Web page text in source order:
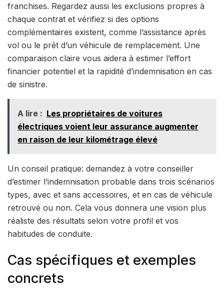
franchises. Regardez aussi les exclusions propres à
chaque contrat et vérifiez si des options
complémentaires existent, comme l’assistance après
vol ou le prêt d’un véhicule de remplacement. Une
comparaison claire vous aidera à estimer l’effort
financier potentiel et la rapidité d’indemnisation en cas
de sinistre.
A lire : Les propriétaires de voitures
électriques voient leur assurance augmenter
en raison de leur kilométrage élevé
Un conseil pratique: demandez à votre conseiller
d’estimer l’indemnisation probable dans trois scénarios
types, avec et sans accessoires, et en cas de véhicule
retrouvé ou non. Cela vous donnera une vision plus
réaliste des résultats selon votre profil et vos
habitudes de conduite.
Cas spécifiques et exemples
concrets